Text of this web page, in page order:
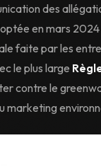
des
en mars
faite par les
le plus large
contre le
marketing